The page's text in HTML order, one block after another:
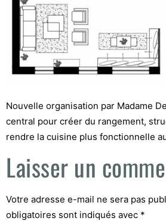
Nouvelle organisation par Madame
central pour créer du rangement,
rendre la cuisine plus fonctionnelle
Laisser un
Votre adresse e-mail ne sera pas
obligatoires sont indiqués avec *